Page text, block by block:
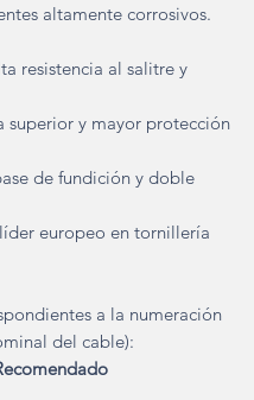
altamente corrosivos.
resistencia al salitre y
superior y mayor protección
de fundición y doble
europeo en tornillería
a la numeración
del cable):